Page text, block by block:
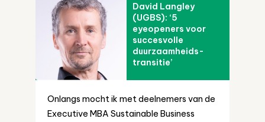
David Langley
(UGBS): ‘5
eyeopeners voor
succesvolle
duurzaamheids-
transitie’
Onlangs mocht ik met deelnemers van de
Executive MBA Sustainable Business